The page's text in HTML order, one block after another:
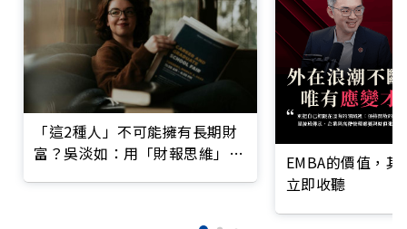
「這2種人」不可能擁有長期財
富？吳淡如：用「財報思維」管
EMBA的價值，
立即收聽